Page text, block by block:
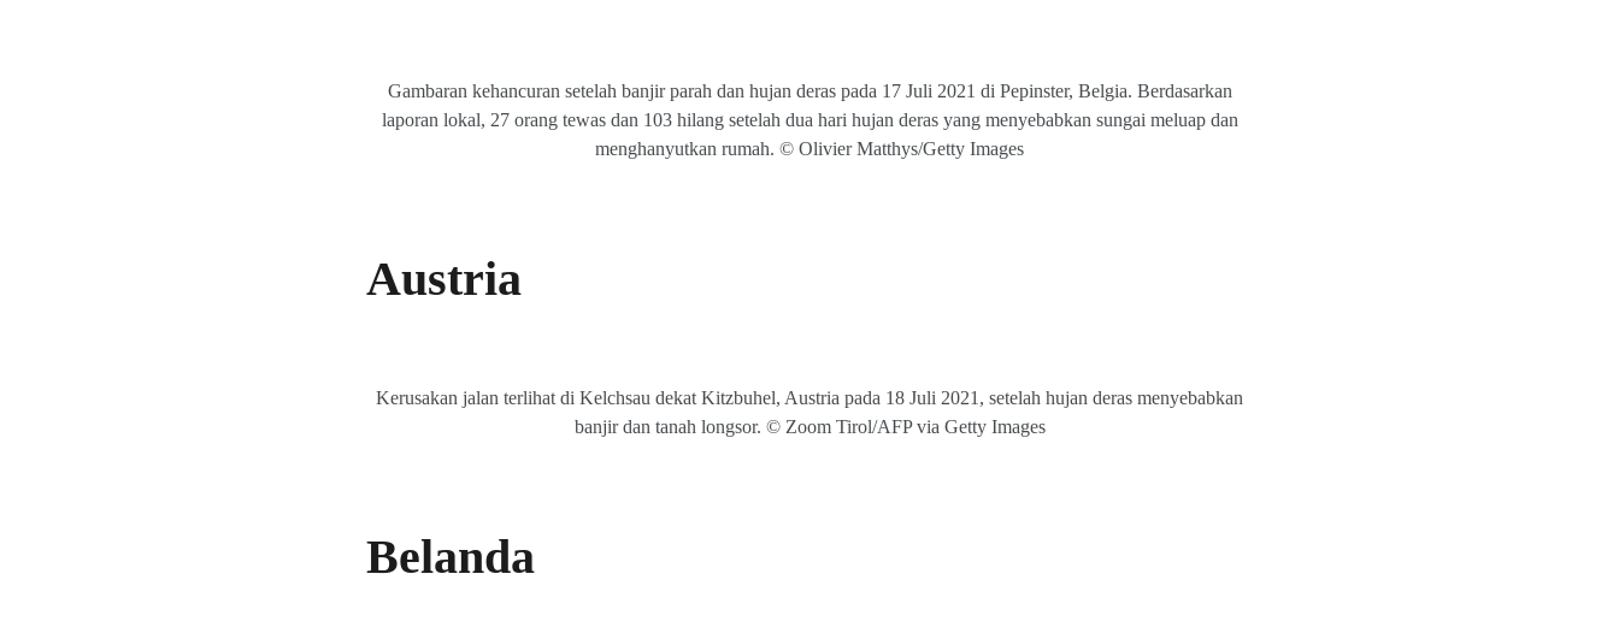
Gambaran kehancuran setelah banjir parah dan hujan deras pada 17 Juli 2021 di Pepinster, Belgia. Berdasarkan
laporan lokal, 27 orang tewas dan 103 hilang setelah dua hari hujan deras yang menyebabkan sungai meluap dan
menghanyutkan rumah. © Olivier Matthys/Getty Images
Austria
Kerusakan jalan terlihat di Kelchsau dekat Kitzbuhel, Austria pada 18 Juli 2021, setelah hujan deras menyebabkan
banjir dan tanah longsor. © Zoom Tirol/AFP via Getty Images
Belanda